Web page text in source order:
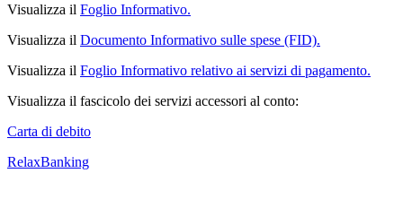
Visualizza il Foglio Informativo.
Visualizza il Documento Informativo sulle spese (FID).
Visualizza il Foglio Informativo relativo ai servizi di pagamento.
Visualizza il fascicolo dei servizi accessori al conto:
Carta di debito
RelaxBanking